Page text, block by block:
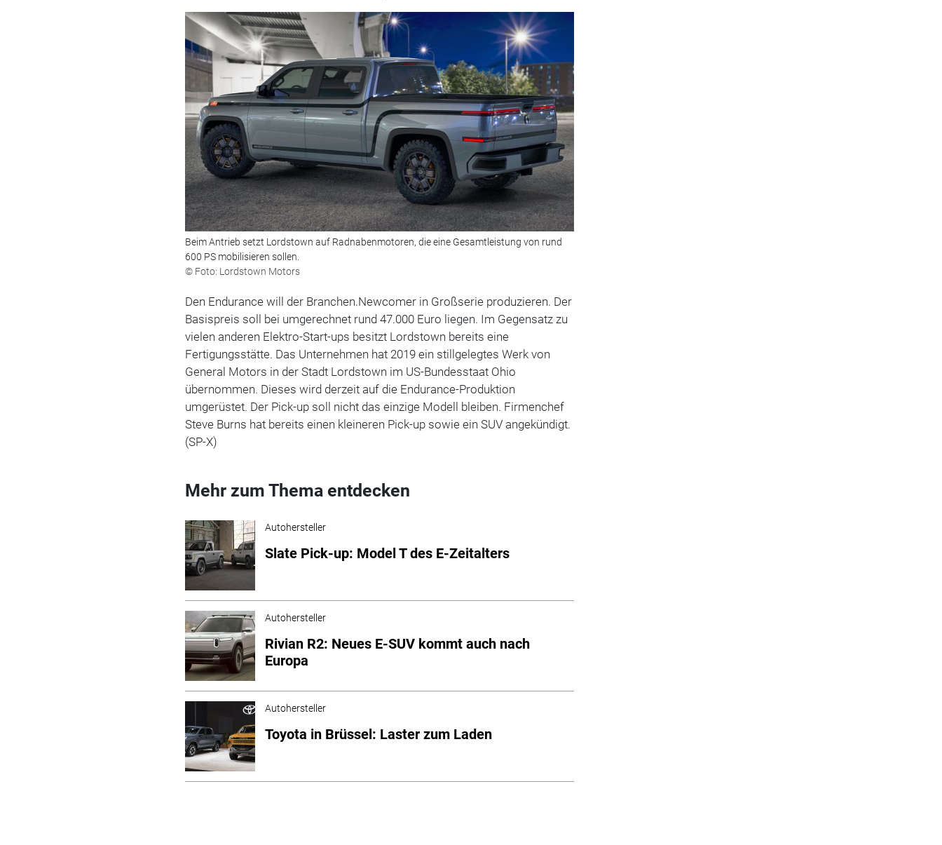
Beim Antrieb setzt Lordstown auf Radnabenmotoren, die eine Gesamtleistung von rund
600 PS mobilisieren sollen.
© Foto: Lordstown Motors
Den Endurance will der Branchen.Newcomer in Großserie produzieren. Der
Basispreis soll bei umgerechnet rund 47.000 Euro liegen. Im Gegensatz zu
vielen anderen Elektro-Start-ups besitzt Lordstown bereits eine
Fertigungsstätte. Das Unternehmen hat 2019 ein stillgelegtes Werk von
General Motors in der Stadt Lordstown im US-Bundesstaat Ohio
übernommen. Dieses wird derzeit auf die Endurance-Produktion
umgerüstet. Der Pick-up soll nicht das einzige Modell bleiben. Firmenchef
Steve Burns hat bereits einen kleineren Pick-up sowie ein SUV angekündigt.
(SP-X)
Mehr zum Thema entdecken
Autohersteller
Slate Pick-up: Model T des E-Zeitalters
Autohersteller
Rivian R2: Neues E-SUV kommt auch nach
Europa
Autohersteller
Toyota in Brüssel: Laster zum Laden